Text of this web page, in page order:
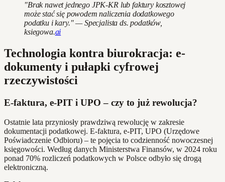
"Brak nawet jednego JPK-KR lub faktury kosztowej
może stać się powodem naliczenia dodatkowego
podatku i kary." — Specjalista ds. podatków,
ksiegowa.ai
Technologia kontra biurokracja: e-
dokumenty i pułapki cyfrowej
rzeczywistości
E-faktura, e-PIT i UPO – czy to już rewolucja?
Ostatnie lata przyniosły prawdziwą rewolucję w zakresie
dokumentacji podatkowej. E-faktura, e-PIT, UPO (Urzędowe
Poświadczenie Odbioru) – te pojęcia to codzienność nowoczesnej
księgowości. Według danych Ministerstwa Finansów, w 2024 roku
ponad 70% rozliczeń podatkowych w Polsce odbyło się drogą
elektroniczną.